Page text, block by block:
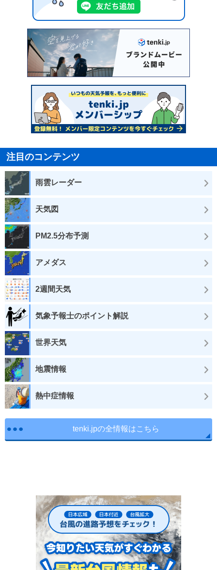
注目のコンテンツ
雨雲レーダー
天気図
PM2.5分布予測
アメダス
2週間天気
気象予報士のポイント解説
世界天気
地震情報
熱中症情報
tenki.jpの全情報はこちら